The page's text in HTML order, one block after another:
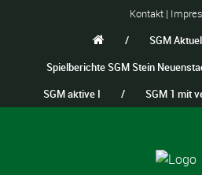
Kontakt|
/
SGM
Spielberichte SGM Stein
SGM aktive I
/ SGM 1 mit